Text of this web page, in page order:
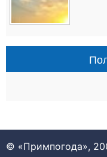
© «Примпогода»,